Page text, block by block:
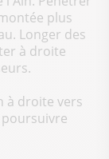
plus
Longer des
à droite
à droite vers